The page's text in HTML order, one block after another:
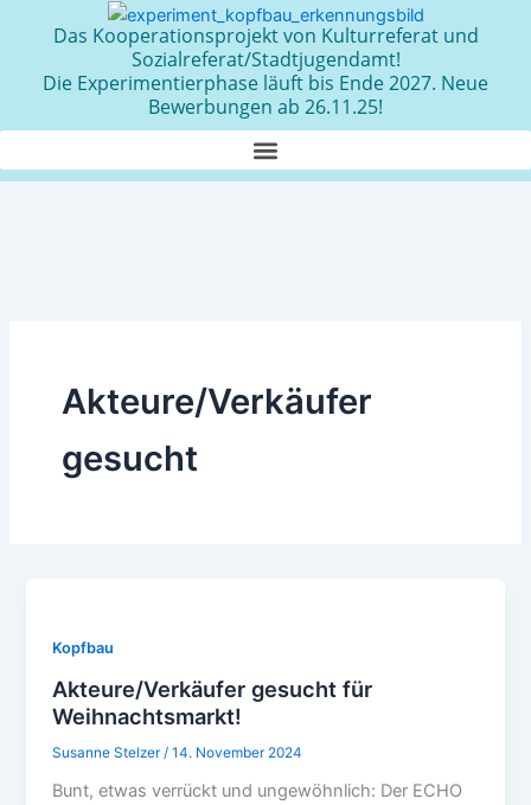
Das Kooperationsprojekt von Kulturreferat und
Sozialreferat/Stadtjugendamt!
Die Experimentierphase läuft bis Ende 2027. Neue
Bewerbungen ab 26.11.25!
Akteure/Verkäufer
gesucht
Kopfbau
Akteure/Verkäufer gesucht für
Weihnachtsmarkt!
Susanne Stelzer /14. November 2024
Bunt, etwas verrückt und ungewöhnlich: Der ECHO